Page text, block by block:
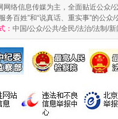
网络信息传媒为主，全面贴近公众/
务百姓”和“说真话、重实事”的公
： 中国/公众/公共/全民/法治/法制/